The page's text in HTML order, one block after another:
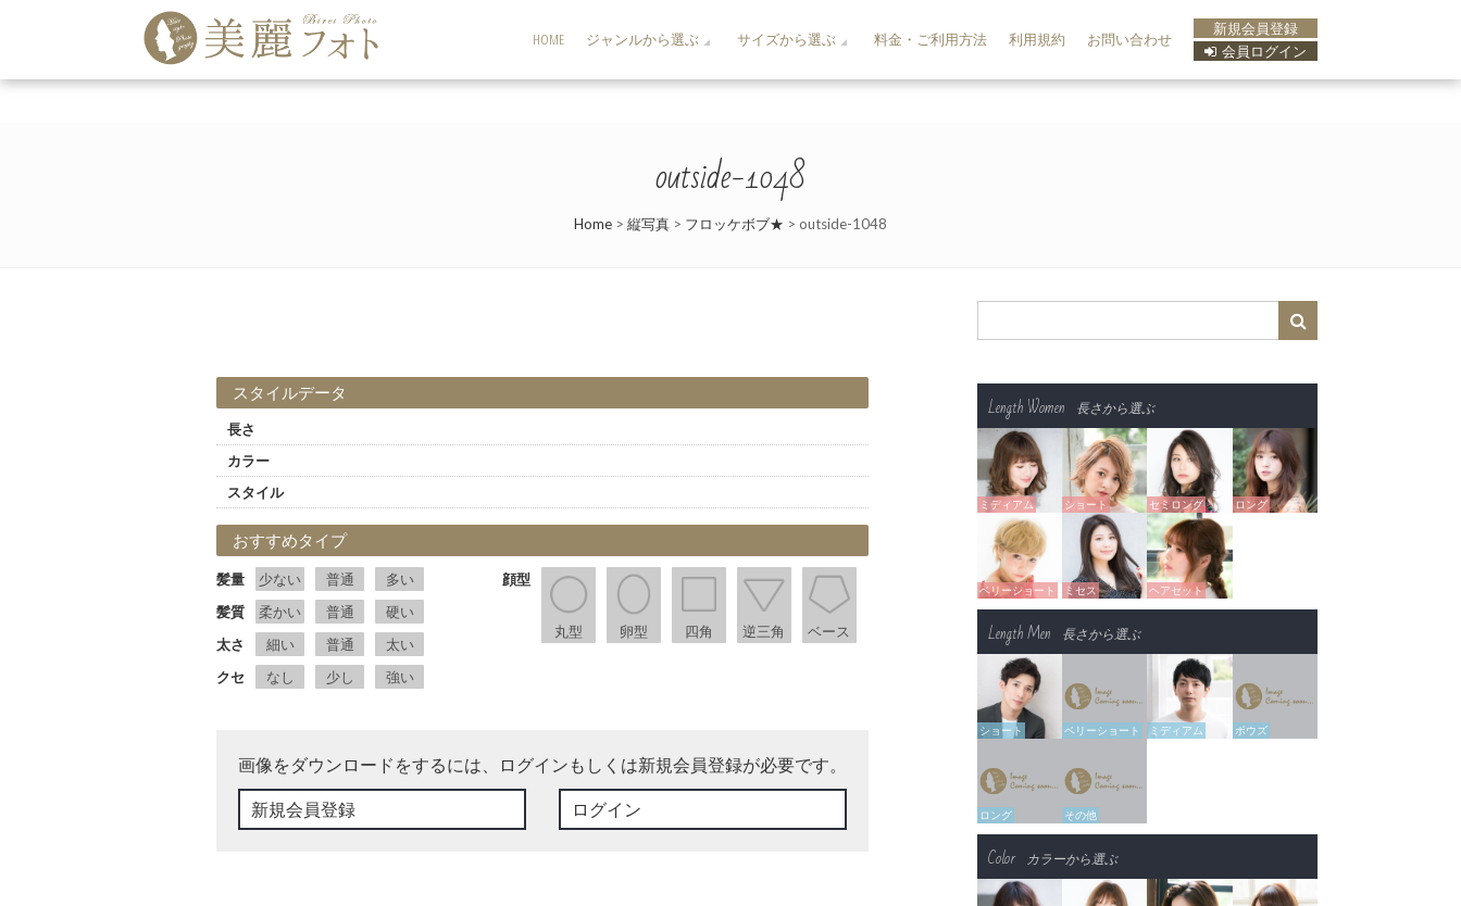
HOME ジャンルから選ぶ サイズから選ぶ 料金・ご利用方法 利用規約 お問い合わせ
新規会員登録
会員ログイン
outside-1048
Home > 縦写真 > フロッケボブ★ > outside-1048
スタイルデータ
長さ
カラー
スタイル
おすすめタイプ
髪量 少ない 普通
多い
髪質
柔かい 普通
硬い
太さ
細い 普通
太い
クセ
なし 少し 強い
顔型
丸型 卵型 四角 逆三角 ベース
画像をダウンロードをするには、ログインもしくは新規会員登録が必要です。
新規会員登録 ログイン
Length Women 長さから選ぶ
ミディアム ショート セミロング ロング
ベリーショート ミセス ヘアセット
Length Men 長さから選ぶ
ショート ベリーショート ミディアム ボウズ
ロング その他
Color カラーから選ぶ